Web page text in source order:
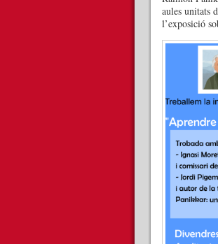
aules unitats
l’exposició